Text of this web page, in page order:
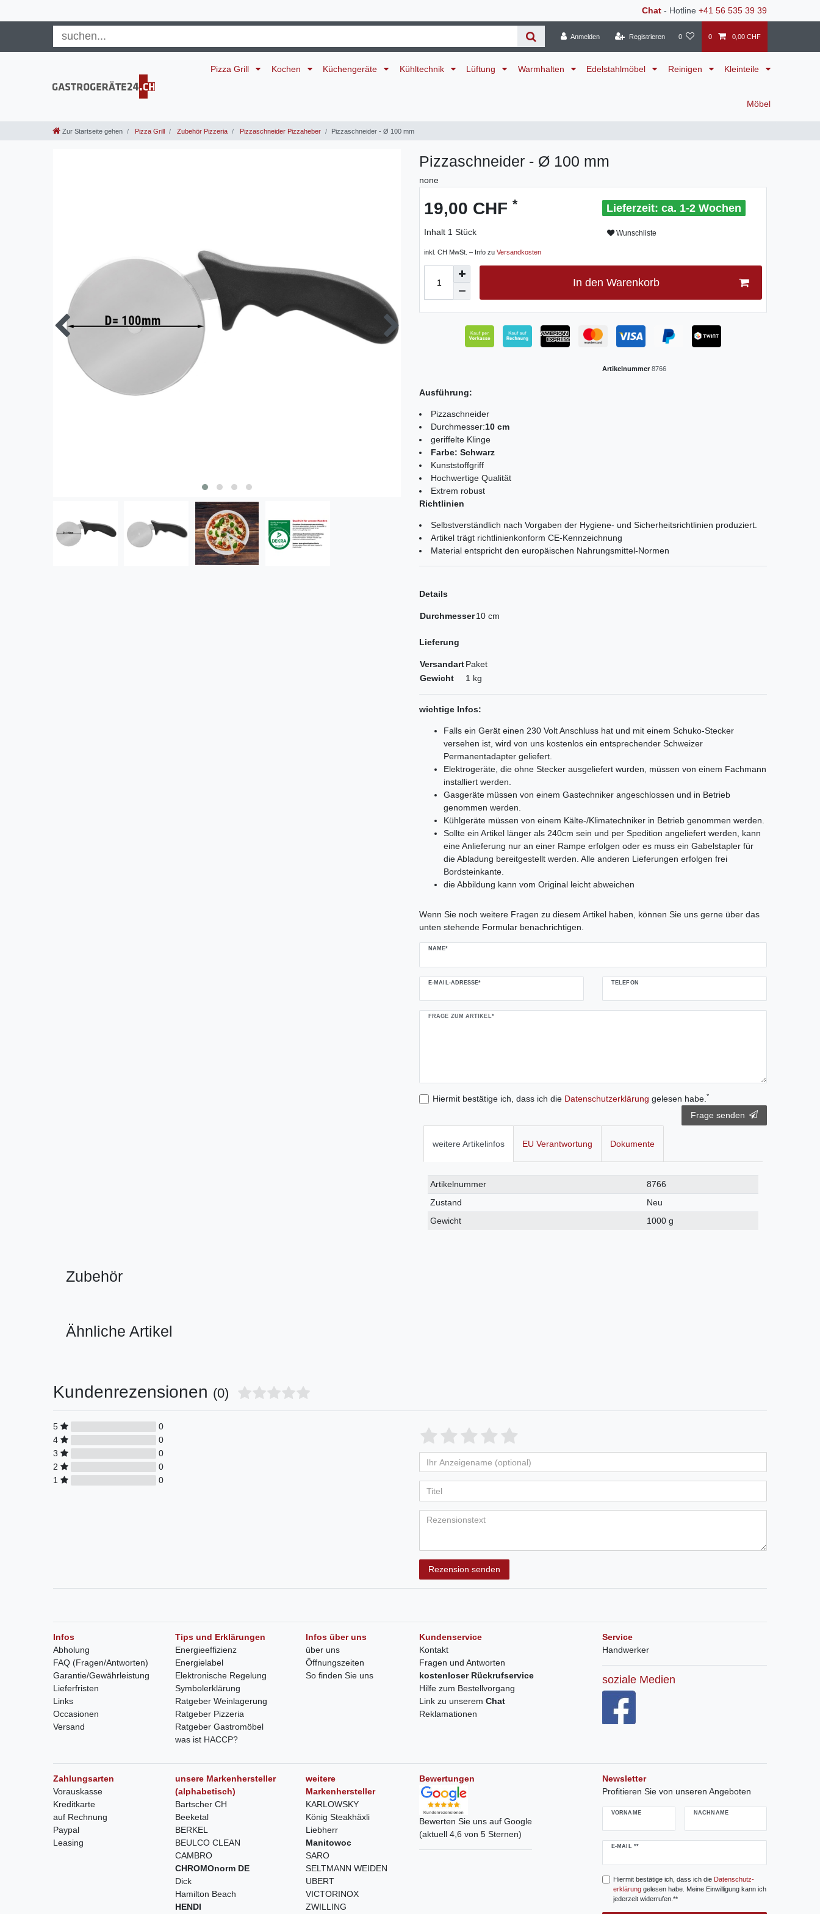
Chat - Hotline +41 56 535 39 39
Anmelden Registrieren 0 0 0,00 CHF
Pizza Grill Kochen Küchengeräte Kühltechnik Lüftung Warmhalten Edelstahlmöbel Reinigen Kleinteile
Möbel
Zur Startseite gehen Pizza Grill Zubehör Pizzeria Pizzaschneider Pizzaheber Pizzaschneider - Ø 100 mm
Pizzaschneider - Ø 100 mm
none
19,00 CHF *
Inhalt 1 Stück
inkl. CH MwSt. – Info zu Versandkosten
ca. 1-2 Wochen
Wunschliste
In den Warenkorb
Artikelnummer 8766
Ausführung:
Pizzaschneider
Durchmesser:10 cm
geriffelte Klinge
Farbe: Schwarz
Kunststoffgriff
Hochwertige Qualität
Extrem robust
Richtlinien
Selbstverständlich nach Vorgaben der Hygiene- und Sicherheitsrichtlinien produziert.
Artikel trägt richtlinienkonform CE-Kennzeichnung
Material entspricht den europäischen Nahrungsmittel-Normen
Details
Durchmesser10 cm
Lieferung
VersandartPaket
Gewicht
1 kg
wichtige Infos:
Falls ein Gerät einen 230 Volt Anschluss hat und mit einem Schuko-Stecker
versehen ist, wird von uns kostenlos ein entsprechender Schweizer
Permanentadapter geliefert.
Elektrogeräte, die ohne Stecker ausgeliefert wurden, müssen von einem Fachmann
installiert werden.
Gasgeräte müssen von einem Gastechniker angeschlossen und in Betrieb
genommen werden.
Kühlgeräte müssen von einem Kälte-/Klimatechniker in Betrieb genommen werden.
Sollte ein Artikel länger als 240cm sein und per Spedition angeliefert werden, kann
eine Anlieferung nur an einer Rampe erfolgen oder es muss ein Gabelstapler für
die Abladung bereitgestellt werden. Alle anderen Lieferungen erfolgen frei
Bordsteinkante.
die Abbildung kann vom Original leicht abweichen
Wenn Sie noch weitere Fragen zu diesem Artikel haben, können Sie uns gerne über das
unten stehende Formular benachrichtigen.
NAME*
E-MAIL-ADRESSE* TELEFON
FRAGE ZUM ARTIKEL*
Hiermit bestätige ich, dass ich die Daten­schutz­erklärung gelesen habe.*
Frage senden
weitere Artikelinfos EU Verantwortung Dokumente
Technisches
Merkmal
Wert
Artikelnummer
8766
Zustand
Neu
Gewicht
1000 g
Zubehör
Ähnliche Artikel
Kundenrezensionen (0)
5
0
4
0
3
0
2
0
1
0
Rezension senden
Infos
Abholung
FAQ (Fragen/Antworten)
Garantie/Gewährleistung
Lieferfristen
Links
Occasionen
Versand
Tips und Erklärungen
Energieeffizienz
Energielabel
Elektronische Regelung
Symbolerklärung
Ratgeber Weinlagerung
Ratgeber Pizzeria
Ratgeber Gastromöbel
was ist HACCP?
Infos über uns
über uns
Öffnungszeiten
So finden Sie uns
Kundenservice
Kontakt
Fragen und Antworten
kostenloser Rückrufservice
Hilfe zum Bestellvorgang
Link zu unserem Chat
Reklamationen
Service
Handwerker
soziale Medien
Zahlungsarten
Vorauskasse
Kreditkarte
auf Rechnung
Paypal
Leasing
unsere Markenhersteller
(alphabetisch)
Bartscher CH
Beeketal
BERKEL
BEULCO CLEAN
CAMBRO
CHROMOnorm DE
Dick
Hamilton Beach
HENDI
weitere
Markenhersteller
KARLOWSKY
König Steakhäxli
Liebherr
Manitowoc
SARO
SELTMANN WEIDEN
UBERT
VICTORINOX
ZWILLING
Bewertungen
Bewerten Sie uns auf Google
(aktuell 4,6 von 5 Sternen)
Newsletter
Profitieren Sie von unseren Angeboten
VORNAME NACHNAME
E-MAIL **
Newsletter
Hiermit bestätige ich, dass ich die Daten­schutz­
erklärunggelesen habe. Meine Einwilligung kann ich
jederzeit widerrufen.**